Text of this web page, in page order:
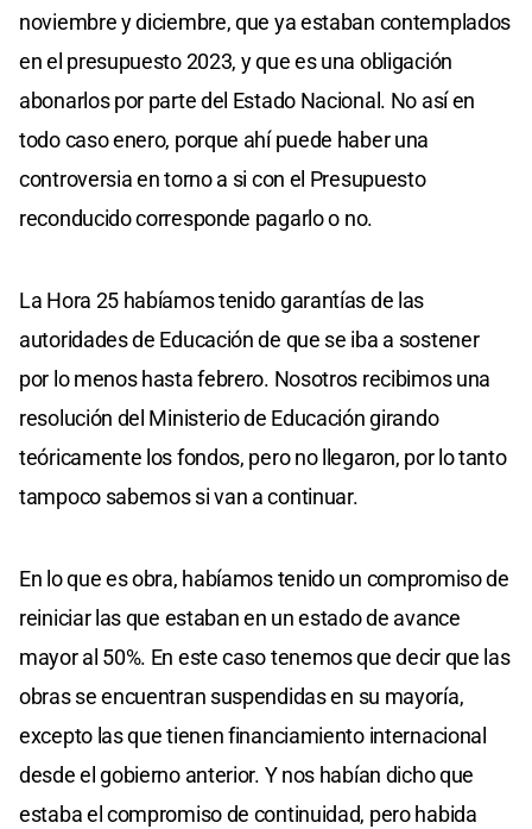
noviembre y diciembre, que ya estaban contemplados
en el presupuesto 2023, y que es una obligación
abonarlos por parte del Estado Nacional. No así en
todo caso enero, porque ahí puede haber una
controversia en torno a si con el Presupuesto
reconducido corresponde pagarlo o no.
La Hora 25 habíamos tenido garantías de las
autoridades de Educación de que se iba a sostener
por lo menos hasta febrero. Nosotros recibimos una
resolución del Ministerio de Educación girando
teóricamente los fondos, pero no llegaron, por lo tanto
tampoco sabemos si van a continuar.
En lo que es obra, habíamos tenido un compromiso de
reiniciar las que estaban en un estado de avance
mayor al 50%. En este caso tenemos que decir que las
obras se encuentran suspendidas en su mayoría,
excepto las que tienen financiamiento internacional
desde el gobierno anterior. Y nos habían dicho que
estaba el compromiso de continuidad, pero habida